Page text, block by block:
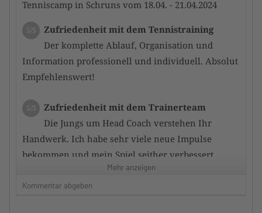
Tenniscamp in Schruns vom 18.04. - 21.04.2024
5/5
Zufriedenheit mit dem Tennistraining
Der komplette Ablauf, Organisation und
Information professionell und individuell. Absolut
Empfehlenswert!
5/5
Zufriedenheit mit dem Trainerteam
Die Jungs um Head Coach verstehen Ihr
Handwerk. Ich habe sehr viele neue Impulse
bekommen und mein Spiel seither verbessert.
5/5
Betreuung durch den Camp-Veranstalter
Mehr anzeigen
Kommentar abgeben